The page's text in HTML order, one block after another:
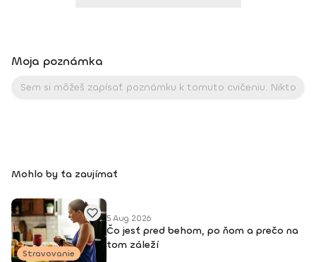
Moja poznámka
Mohlo by ťa zaujímať
Stravovanie
5 Aug 2026
Čo jesť pred behom, po ňom a prečo na
tom záleží